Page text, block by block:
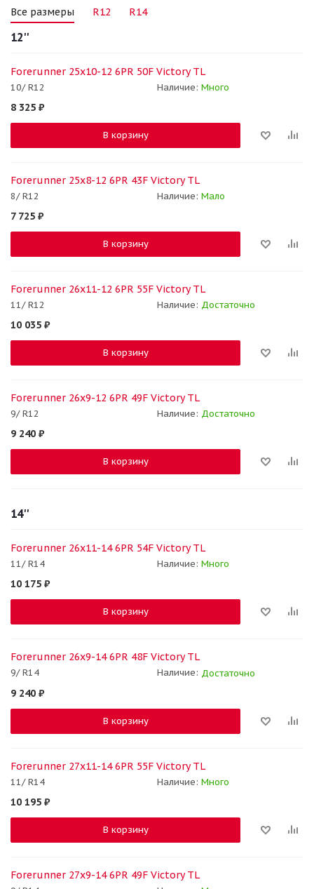
Все размеры R12 R14
12''
Forerunner 25x10-12 6PR 50F Victory TL
10/ R12 Наличие: Много
8 325 ₽
В корзину
Forerunner 25x8-12 6PR 43F Victory TL
8/ R12 Наличие: Мало
7 725 ₽
В корзину
Forerunner 26x11-12 6PR 55F Victory TL
11/ R12 Наличие: Достаточно
10 035 ₽
В корзину
Forerunner 26x9-12 6PR 49F Victory TL
9/ R12 Наличие: Достаточно
9 240 ₽
В корзину
14''
Forerunner 26x11-14 6PR 54F Victory TL
11/ R14 Наличие: Много
10 175 ₽
В корзину
Forerunner 26x9-14 6PR 48F Victory TL
9/ R14 Наличие: Достаточно
9 240 ₽
В корзину
Forerunner 27x11-14 6PR 55F Victory TL
11/ R14 Наличие: Много
10 195 ₽
В корзину
Forerunner 27x9-14 6PR 49F Victory TL